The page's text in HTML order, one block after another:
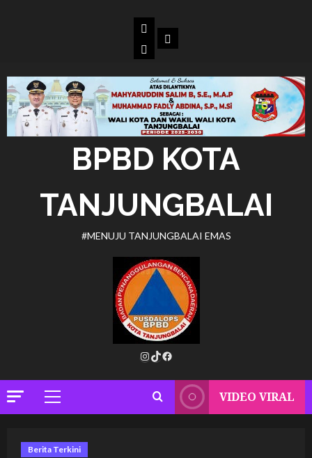
Beranda
BPBD
Tanjungbalai
Dokumen
BPBD KOTA
TANJUNGBALAI
#MENUJU TANJUNGBALAI EMAS
Instagram
TikTok
Facebook
Primary
VIDEO VIRAL
Berita Terkini